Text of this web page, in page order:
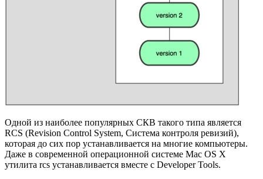
Одной из наиболее популярных СКВ такого типа является
RCS (Revision Control System, Система контроля ревизий),
которая до сих пор устанавливается на многие компьютеры.
Даже в современной операционной системе Mac OS X
утилита rcs устанавливается вместе с Developer Tools.